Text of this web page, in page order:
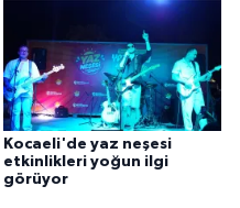
Kocaeli'de yaz neşesi
etkinlikleri yoğun ilgi
görüyor